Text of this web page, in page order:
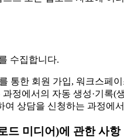
수집합니다.
통한 회원 가입, 워크스페
정에서의 자동 생성·기록(
여 상담을 신청하는 과정에
드 미디어)에 관한 사항